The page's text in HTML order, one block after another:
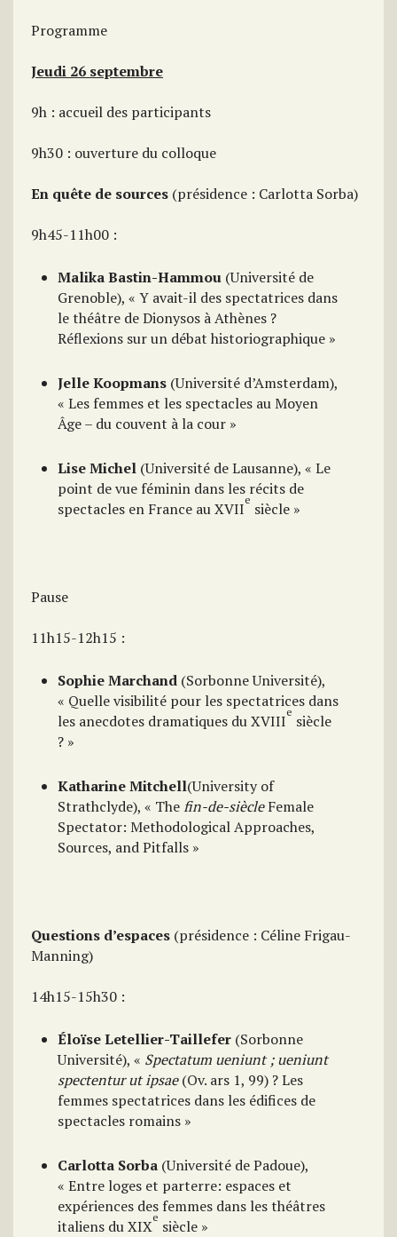
Programme
Jeudi 26 septembre
9h : accueil des participants
9h30 : ouverture du colloque
En quête de sources (présidence : Carlotta Sorba)
9h45-11h00 :
Malika Bastin-Hammou (Université de
Grenoble), « Y avait-il des spectatrices dans
le théâtre de Dionysos à Athènes ?
Réflexions sur un débat historiographique »
Jelle Koopmans (Université d’Amsterdam),
« Les femmes et les spectacles au Moyen
Âge – du couvent à la cour »
Lise Michel (Université de Lausanne), « Le
point de vue féminin dans les récits de
spectacles en France au XVIIe siècle »
Pause
11h15-12h15 :
Sophie Marchand (Sorbonne Université),
« Quelle visibilité pour les spectatrices dans
les anecdotes dramatiques du XVIIIe siècle
? »
Katharine Mitchell(University of
Strathclyde), « Thefin-de-siècleFemale
Spectator: Methodological Approaches,
Sources, and Pitfalls »
Questions d’espaces (présidence : Céline Frigau-
Manning)
14h15-15h30 :
Éloïse Letellier-Taillefer (Sorbonne
Université), « Spectatum ueniunt ; ueniunt
spectentur ut ipsae(Ov. ars 1, 99) ? Les
femmes spectatrices dans les édifices de
spectacles romains »
Carlotta Sorba (Université de Padoue),
« Entre loges et parterre: espaces et
expériences des femmes dans les théâtres
italiens du XIXe siècle »